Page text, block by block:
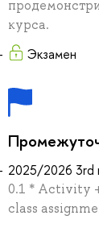
курса.
Экзамен
2025/2026 3rd
0.1 * Activity
class